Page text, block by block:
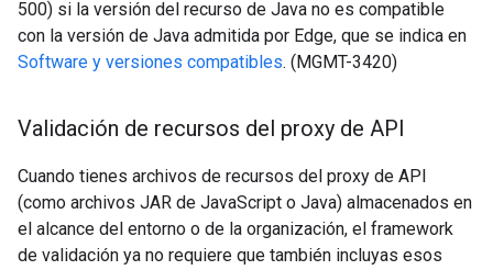
500) si la versión del recurso de Java no es compatible
con la versión de Java admitida por Edge, que se indica en
Software y versiones compatibles. (MGMT-3420)
Validación de recursos del proxy de API
Cuando tienes archivos de recursos del proxy de API
(como archivos JAR de JavaScript o Java) almacenados en
el alcance del entorno o de la organización, el framework
de validación ya no requiere que también incluyas esos